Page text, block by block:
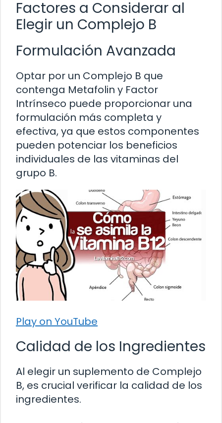
Factores a Considerar al
Elegir un Complejo B
Formulación Avanzada
Optar por un Complejo B que
contenga Metafolin y Factor
Intrínseco puede proporcionar una
formulación más completa y
efectiva, ya que estos componentes
pueden potenciar los beneficios
individuales de las vitaminas del
grupo B.
Play on YouTube
Calidad de los Ingredientes
Al elegir un suplemento de Complejo
B, es crucial verificar la calidad de los
ingredientes.